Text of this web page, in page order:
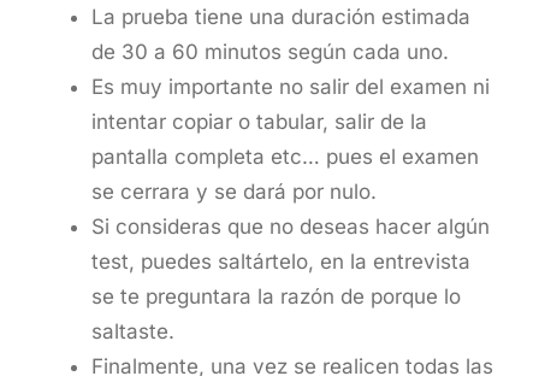
La prueba tiene una duración estimada
de 30 a 60 minutos según cada uno.
Es muy importante no salir del examen ni
intentar copiar o tabular, salir de la
pantalla completa etc… pues el examen
se cerrara y se dará por nulo.
Si consideras que no deseas hacer algún
test, puedes saltártelo, en la entrevista
se te preguntara la razón de porque lo
saltaste.
Finalmente, una vez se realicen todas las